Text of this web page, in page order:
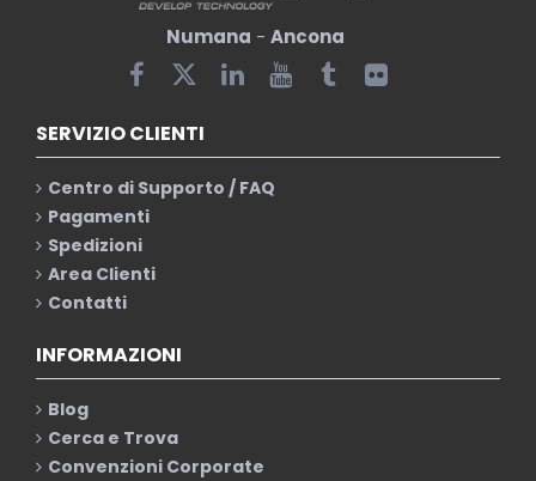
Numana - Ancona
SERVIZIO CLIENTI
Centro di Supporto / FAQ
Pagamenti
Spedizioni
Area Clienti
Contatti
INFORMAZIONI
Blog
Cerca e Trova
Convenzioni Corporate